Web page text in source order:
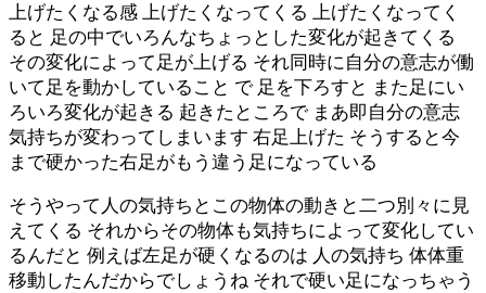
上げたくなる感 上げたくなってくる 上げたくなってく
ると 足の中でいろんなちょっとした変化が起きてくる
その変化によって足が上げる それ同時に自分の意志が働
いて足を動かしていること で 足を下ろすと また足にい
ろいろ変化が起きる 起きたところで まあ即自分の意志
気持ちが変わってしまいます 右足上げた そうすると今
まで硬かった右足がもう違う足になっている
そうやって人の気持ちとこの物体の動きと二つ別々に見
えてくる それからその物体も気持ちによって変化してい
るんだと 例えば左足が硬くなるのは 人の気持ち 体体重
移動したんだからでしょうね それで硬い足になっちゃう